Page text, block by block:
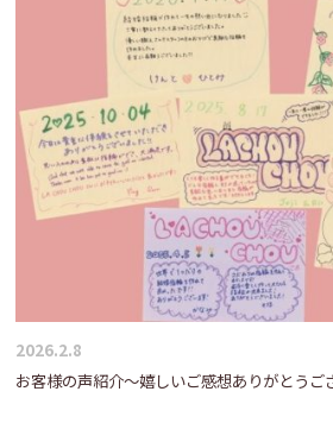
2026.2.8
お客様の声紹介～嬉しいご感想ありがとうご